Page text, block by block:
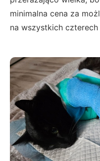
minimalna cena za
na wszystkich czterech